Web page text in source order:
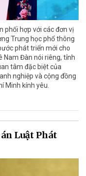
phối hợp với các đơn vị
Trung học phổ thông
phát triển mới cho
Nam Đàn nói riêng, tỉnh
tâm đặc biệt của
nghiệp và cộng đồng
Minh kính yêu.
Luật Phát